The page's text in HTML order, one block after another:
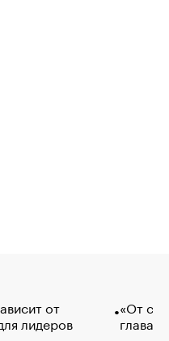
от
лидеров
«От
глава